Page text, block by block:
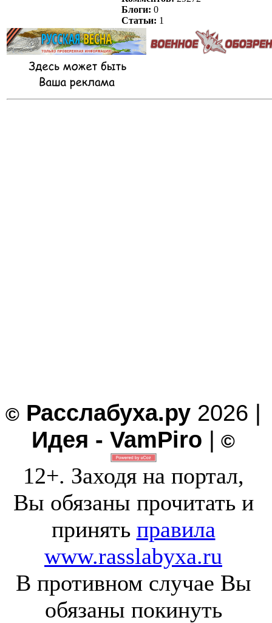
Блоги: 0
Статьи: 1
© Расслабуха.ру 2026 |
Идея - VamPiro | ©
12+. Заходя на портал,
Вы обязаны прочитать и
принять правила
www.rasslabyxa.ru
В противном случае Вы
обязаны покинуть